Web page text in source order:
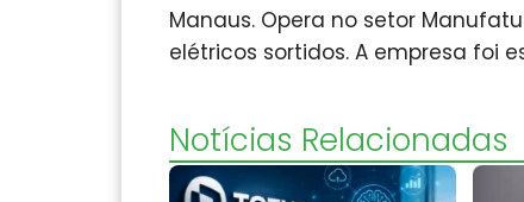
Manaus. Opera no setor
elétricos sortidos. A empresa foi
Notícias Relacionadas